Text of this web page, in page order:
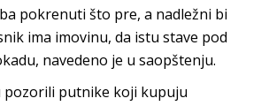
pokrenuti što pre, a nadležni bi
ima imovinu, da istu stave pod
navedeno je u saopštenju.
pozorili putnike koji kupuju